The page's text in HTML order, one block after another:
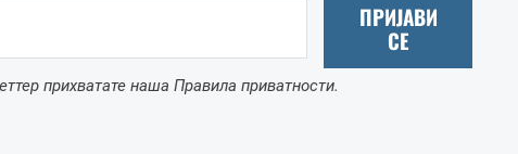
ПРИЈАВИ
СЕ
прихватате наша Правила приватности.